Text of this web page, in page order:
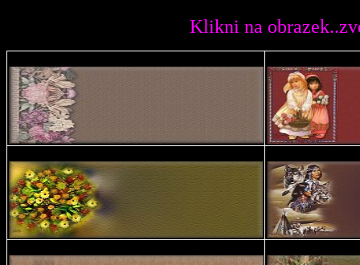
Klikni na obrazek..zvetsi